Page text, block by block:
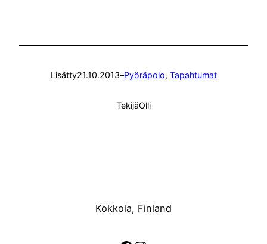
Lisätty21.10.2013–Pyöräpolo, Tapahtumat
TekijäOlli
Kokkola, Finland